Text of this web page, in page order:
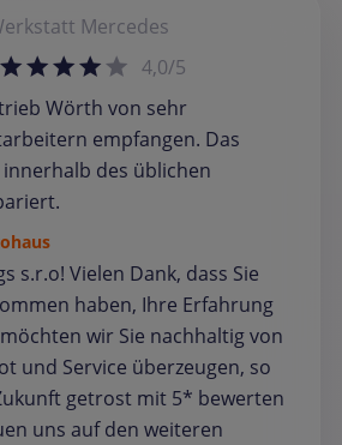
Mercedes
4,0/5
Wörth von sehr
empfangen. Das
des üblichen
s.r.o! Vielen Dank, dass Sie
haben, Ihre Erfahrung
wir Sie nachhaltig von
und Service überzeugen, so
getrost mit 5* bewerten
uns auf den weiteren